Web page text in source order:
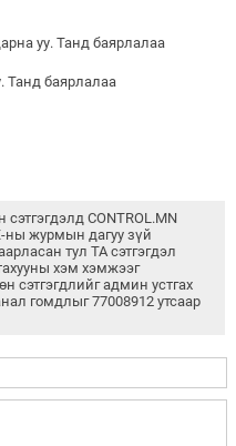
уу. Танд баярлалаа
Танд баярлалаа
CONTROL.MN
ны журмын дагуу зүй
тул ТА сэтгэгдэл
хэм хэмжээг
сэтгэгдлийг админ устгах
гомдлыг 77008912 утсаар